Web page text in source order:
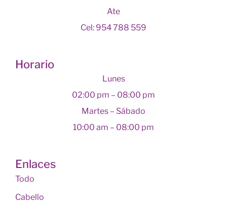
Ate
Cel: 954 788 559
Horario
Lunes
02:00 pm – 08:00 pm
Martes – Sábado
10:00 am – 08:00 pm
Enlaces
Todo
Cabello